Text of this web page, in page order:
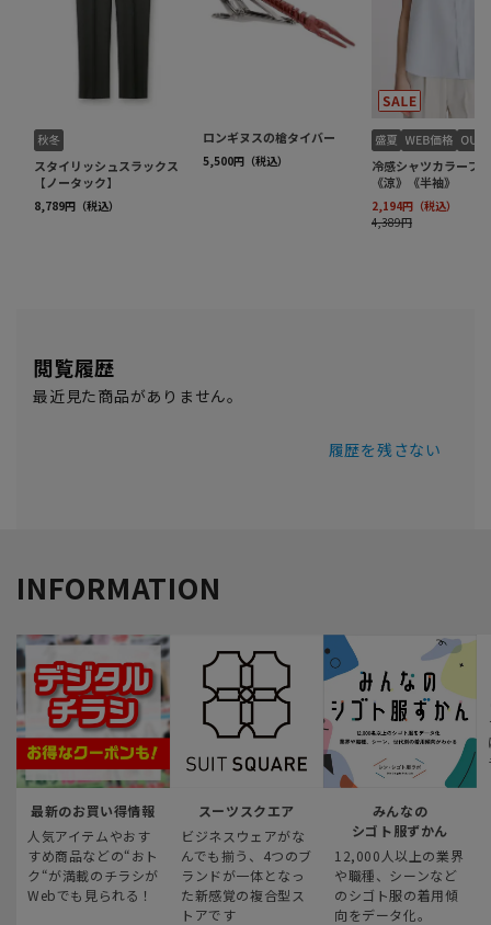
閲覧履歴
最近見た商品がありません。
履歴を残さない
INFORMATION
最新のお買い得情報
人気アイテムやおす
すめ商品などの“おト
ク“が満載のチラシが
Webでも見られる！
スーツスクエア
ビジネスウェアがな
んでも揃う、4つのブ
ランドが一体となっ
た新感覚の複合型ス
トアです
みんなの
シゴト服ずかん
12,000人以上の業界
や職種、シーンなど
のシゴト服の着用傾
向をデータ化。